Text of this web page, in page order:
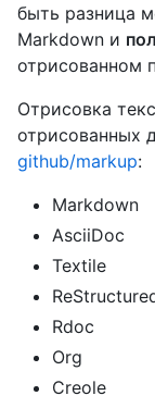
быть разница
Markdown и
отрисованном
Отрисовка
отрисованных
github/markup:
Markdown
AsciiDoc
Textile
Rdoc
Org
Creole